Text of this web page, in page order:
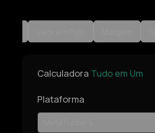
Calculadora Tudo em Um
Plataforma